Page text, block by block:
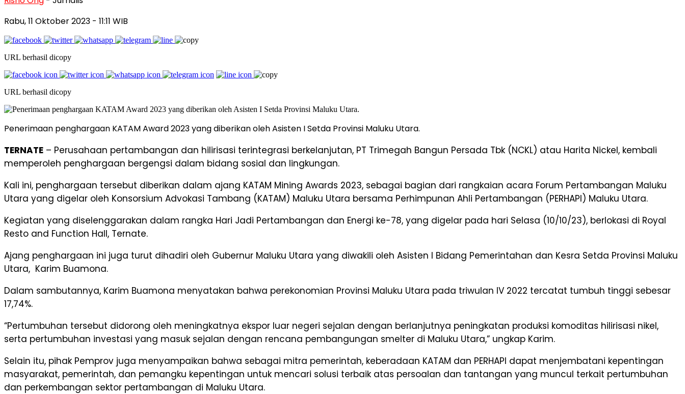
Rabu, 11 Oktober 2023 - 11:11 WIB
URL berhasil dicopy
URL berhasil dicopy
Penerimaan penghargaan KATAM Award 2023 yang diberikan oleh Asisten I Setda Provinsi Maluku Utara.
TERNATE – Perusahaan pertambangan dan hilirisasi terintegrasi berkelanjutan, PT Trimegah Bangun Persada Tbk (NCKL) atau Harita Nickel, kembali
memperoleh penghargaan bergengsi dalam bidang sosial dan lingkungan.
Kali ini, penghargaan tersebut diberikan dalam ajang KATAM Mining Awards 2023, sebagai bagian dari rangkaian acara Forum Pertambangan Maluku
Utara yang digelar oleh Konsorsium Advokasi Tambang (KATAM) Maluku Utara bersama Perhimpunan Ahli Pertambangan (PERHAPI) Maluku Utara.
Kegiatan yang diselenggarakan dalam rangka Hari Jadi Pertambangan dan Energi ke-78, yang digelar pada hari Selasa (10/10/23), berlokasi di Royal
Resto and Function Hall, Ternate.
Ajang penghargaan ini juga turut dihadiri oleh Gubernur Maluku Utara yang diwakili oleh Asisten I Bidang Pemerintahan dan Kesra Setda Provinsi Maluku
Utara, Karim Buamona.
Dalam sambutannya, Karim Buamona menyatakan bahwa perekonomian Provinsi Maluku Utara pada triwulan IV 2022 tercatat tumbuh tinggi sebesar
17,74%.
“Pertumbuhan tersebut didorong oleh meningkatnya ekspor luar negeri sejalan dengan berlanjutnya peningkatan produksi komoditas hilirisasi nikel,
serta pertumbuhan investasi yang masuk sejalan dengan rencana pembangungan smelter di Maluku Utara,” ungkap Karim.
Selain itu, pihak Pemprov juga menyampaikan bahwa sebagai mitra pemerintah, keberadaan KATAM dan PERHAPI dapat menjembatani kepentingan
masyarakat, pemerintah, dan pemangku kepentingan untuk mencari solusi terbaik atas persoalan dan tantangan yang muncul terkait pertumbuhan
dan perkembangan sektor pertambangan di Maluku Utara.